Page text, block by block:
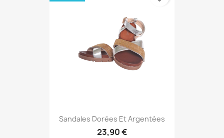
Sandales Dorées Et Argentées
23,90 €